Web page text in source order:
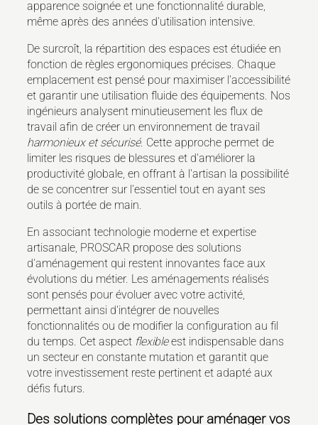
apparence soignée et une fonctionnalité durable,
même après des années d'utilisation intensive.
De surcroît, la répartition des espaces est étudiée en
fonction de règles ergonomiques précises. Chaque
emplacement est pensé pour maximiser l'accessibilité
et garantir une utilisation fluide des équipements. Nos
ingénieurs analysent minutieusement les flux de
travail afin de créer un environnement de travail
harmonieux et sécurisé. Cette approche permet de
limiter les risques de blessures et d'améliorer la
productivité globale, en offrant à l'artisan la possibilité
de se concentrer sur l'essentiel tout en ayant ses
outils à portée de main.
En associant technologie moderne et expertise
artisanale, PROSCAR propose des solutions
d'aménagement qui restent innovantes face aux
évolutions du métier. Les aménagements réalisés
sont pensés pour évoluer avec votre activité,
permettant ainsi d'intégrer de nouvelles
fonctionnalités ou de modifier la configuration au fil
du temps. Cet aspect flexibleest indispensable dans
un secteur en constante mutation et garantit que
votre investissement reste pertinent et adapté aux
défis futurs.
Des solutions complètes pour aménager vos